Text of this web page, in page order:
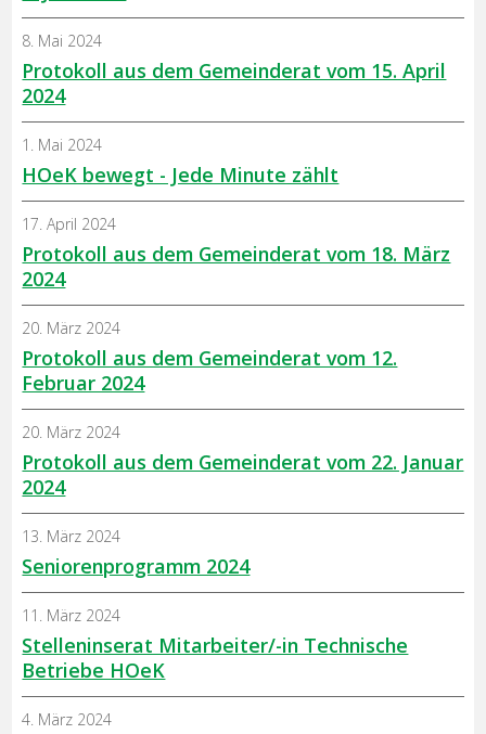
Protokoll aus dem Gemeinderat vom 15. April
2024
8. Mai 2024
HOeK bewegt - Jede Minute zählt
1. Mai 2024
Protokoll aus dem Gemeinderat vom 18. März
2024
17. April 2024
Protokoll aus dem Gemeinderat vom 12.
Februar 2024
20. März 2024
Protokoll aus dem Gemeinderat vom 22. Januar
2024
20. März 2024
Seniorenprogramm 2024
13. März 2024
Stelleninserat Mitarbeiter/-in Technische
Betriebe HOeK
11. März 2024
4. März 2024